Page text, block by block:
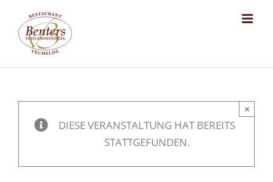
content
DIESE VERANSTALTUNG HAT BEREITS
STATTGEFUNDEN.
×